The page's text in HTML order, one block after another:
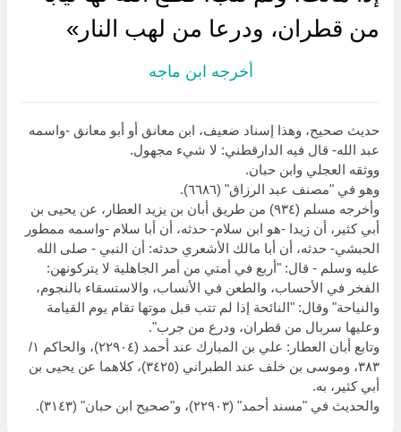
من قطران، ودرعا من لهب النار»
أخرجه ابن ماجه
حديث صحيح، وهذا إسناد ضعيف، ابن معانق أو أبو معانق -واسمه
عبد الله- قال فيه الدارقطني: لا شيء مجهول.
ووثقه العجلي وابن حبان.
وهو في "مصنف عبد الرزاق" (٦٦٨٦).
وأخرجه مسلم (٩٣٤) من طريق أبان بن يزيد العطار، عن يحيى بن
أبي كثير، أن زيدا -هو ابن سلام- حدثه، أن أبا سلام -واسمه ممطور
الحبشي- حدثه، أن أبا مالك الأشعري حدثه: أن النبي - صلى الله
عليه وسلم - قال: "أربع في أمتي من أمر الجاهلية لا يتركونهن:
الفخر في الأحساب، والطعن في الأنساب، والاستسقاء بالنجوم،
والنياحة" وقال: "النائحة إذا لم تتب قبل موتها تقام يوم القيامة
وعليها سربال من قطران، ودرع من جرب".
وتابع أبان العطار: علي بن المبارك عند أحمد (٢٢٩٠٤)، والحاكم ١/
٣٨٣، وموسى بن خلف عند الطبراني (٣٤٢٥)، كلاهما عن يحيى بن
أبي كثير، به.
والحديث في "مسند أحمد" (٢٢٩٠٣)، و"صحيح ابن حبان" (٣١٤٣).